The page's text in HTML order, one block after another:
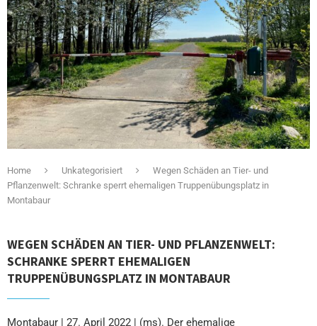
Home Unkategorisiert
Wegen Schäden an Tier- und
Pflanzenwelt: Schranke sperrt ehemaligen Truppenübungsplatz in
Montabaur
WEGEN SCHÄDEN AN TIER- UND PFLANZENWELT:
SCHRANKE SPERRT EHEMALIGEN
TRUPPENÜBUNGSPLATZ IN MONTABAUR
Montabaur | 27. April 2022 | (ms). Der ehemalige